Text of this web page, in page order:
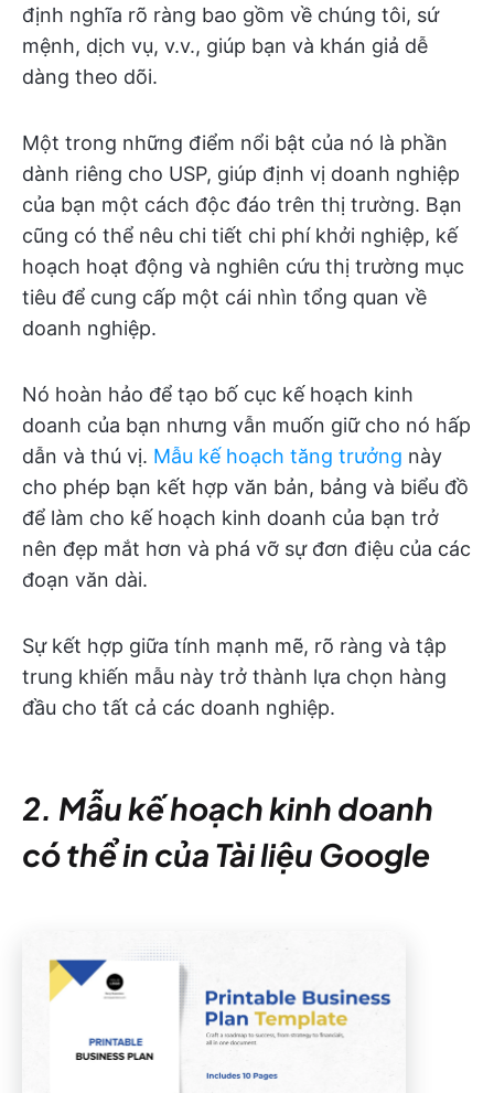
định nghĩa rõ ràng bao gồm về chúng tôi, sứ
mệnh, dịch vụ, v.v., giúp bạn và khán giả dễ
dàng theo dõi.
Một trong những điểm nổi bật của nó là phần
dành riêng cho USP, giúp định vị doanh nghiệp
của bạn một cách độc đáo trên thị trường. Bạn
cũng có thể nêu chi tiết chi phí khởi nghiệp, kế
hoạch hoạt động và nghiên cứu thị trường mục
tiêu để cung cấp một cái nhìn tổng quan về
doanh nghiệp.
Nó hoàn hảo để tạo bố cục kế hoạch kinh
doanh của bạn nhưng vẫn muốn giữ cho nó hấp
dẫn và thú vị. Mẫu kế hoạch tăng trưởng này
cho phép bạn kết hợp văn bản, bảng và biểu đồ
để làm cho kế hoạch kinh doanh của bạn trở
nên đẹp mắt hơn và phá vỡ sự đơn điệu của các
đoạn văn dài.
Sự kết hợp giữa tính mạnh mẽ, rõ ràng và tập
trung khiến mẫu này trở thành lựa chọn hàng
đầu cho tất cả các doanh nghiệp.
2. Mẫu kế hoạch kinh doanh
có thể in của Tài liệu Google